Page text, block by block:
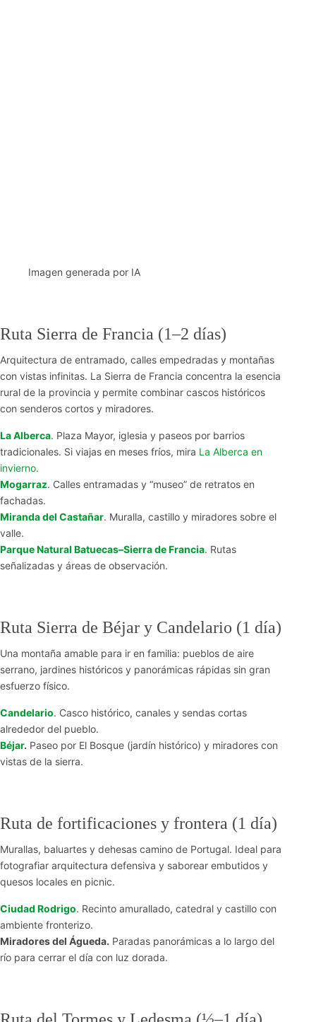
Imagen generada por IA
Ruta Sierra de Francia (1–2 días)
Arquitectura de entramado, calles empedradas y montañas
con vistas infinitas. La Sierra de Francia concentra la esencia
rural de la provincia y permite combinar cascos históricos
con senderos cortos y miradores.
La Alberca. Plaza Mayor, iglesia y paseos por barrios
tradicionales. Si viajas en meses fríos, mira La Alberca en
invierno.
Mogarraz. Calles entramadas y “museo” de retratos en
fachadas.
Miranda del Castañar. Muralla, castillo y miradores sobre el
valle.
Parque Natural Batuecas–Sierra de Francia. Rutas
señalizadas y áreas de observación.
Ruta Sierra de Béjar y Candelario (1 día)
Una montaña amable para ir en familia: pueblos de aire
serrano, jardines históricos y panorámicas rápidas sin gran
esfuerzo físico.
Candelario. Casco histórico, canales y sendas cortas
alrededor del pueblo.
Béjar. Paseo por El Bosque (jardín histórico) y miradores con
vistas de la sierra.
Ruta de fortificaciones y frontera (1 día)
Murallas, baluartes y dehesas camino de Portugal. Ideal para
fotografiar arquitectura defensiva y saborear embutidos y
quesos locales en picnic.
Ciudad Rodrigo. Recinto amurallado, catedral y castillo con
ambiente fronterizo.
Miradores del Águeda. Paradas panorámicas a lo largo del
río para cerrar el día con luz dorada.